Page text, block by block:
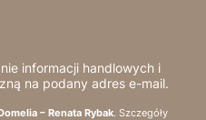
informacji handlowych i
na podany adres e-mail.
– Renata Rybak. Szczegóły